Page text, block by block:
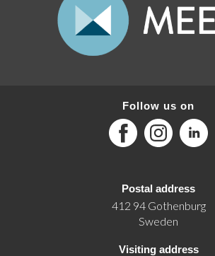
Follow us on
FacebookInstagramLinkedIn
Postal address
412 94 Gothenburg
Sweden
Visiting address